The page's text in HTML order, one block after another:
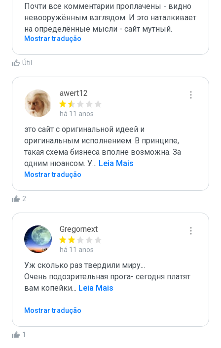
Почти все комментарии проплачены - видно
невооружённым взглядом. И это наталкивает
на определённые мысли - сайт мутный.
Mostrar tradução
Útil
awert12
há 11 anos
это сайт с оригинальной идеей и
оригинальным исполнением. В принципе,
такая схема бизнеса вполне возможна. За
одним нюансом. У... Leia Mais
Mostrar tradução
2
Gregornext
há 11 anos
Уж сколько раз твердили миру...
Очень подозрительная прога- сегодня платят
вам копейки... Leia Mais
Mostrar tradução
1